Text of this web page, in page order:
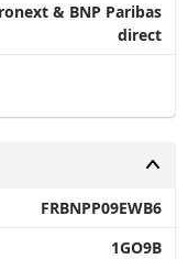
& BNP Paribas
direct
FRBNPP09EWB6
1GO9B